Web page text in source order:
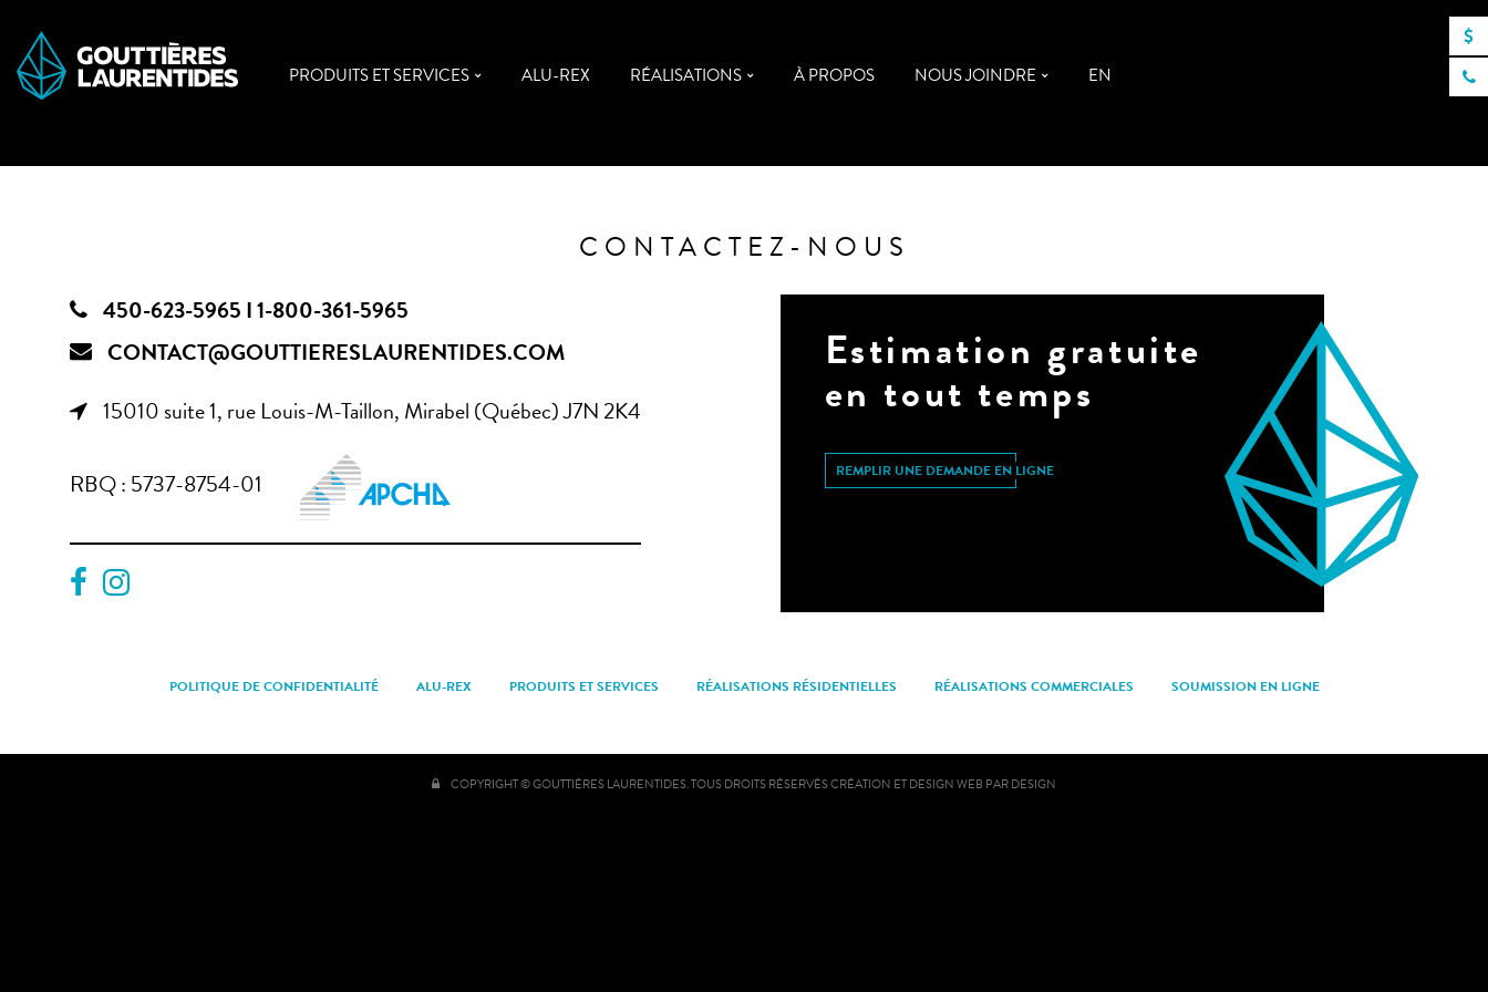
PRODUITS ET SERVICES ALU-REX RÉALISATIONS À PROPOS NOUS JOINDRE EN
CONTACTEZ-NOUS
450-623-5965 I 1-800-361-5965
CONTACT@GOUTTIERESLAURENTIDES.COM
15010 suite 1, rue Louis-M-Taillon, Mirabel (Québec) J7N 2K4
RBQ : 5737-8754-01
Estimation gratuite
en tout temps
REMPLIR UNE DEMANDE EN LIGNE
POLITIQUE DE CONFIDENTIALITÉ ALU-REX PRODUITS ET SERVICES RÉALISATIONS RÉSIDENTIELLES RÉALISATIONS COMMERCIALES SOUMISSION EN LIGNE
COPYRIGHT © GOUTTIÈRES LAURENTIDES. TOUS DROITS RÉSERVÉSCRÉATION ET DESIGN WEB PAR DESIGN